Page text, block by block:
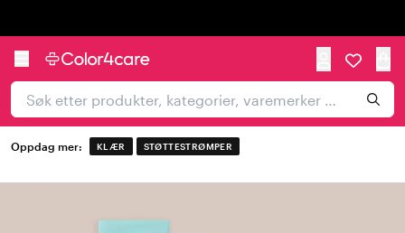
Oppdag mer: KLÆR STØTTESTRØMPER